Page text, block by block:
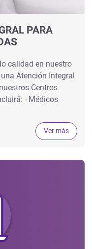
PARA
calidad en nuestro
Atención Integral
Centros
- Médicos
Ver más